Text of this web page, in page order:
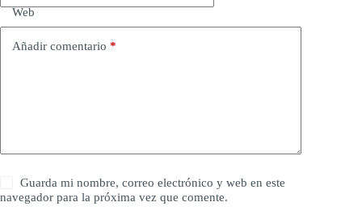
Web
Añadir comentario *
Guarda mi nombre, correo electrónico y web en este
navegador para la próxima vez que comente.